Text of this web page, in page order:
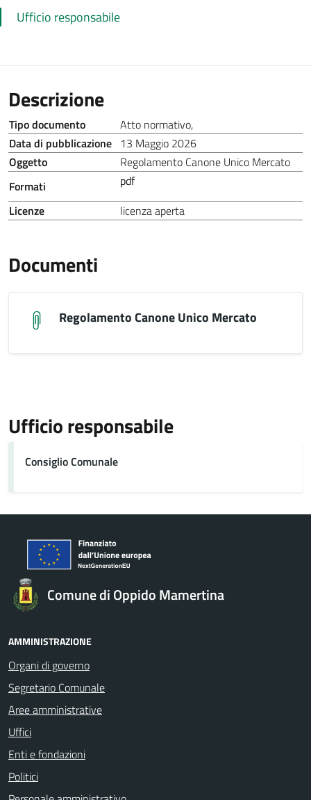
Ufficio responsabile
Descrizione
Tipo documento Atto normativo,
Data di pubblicazione 13 Maggio 2026
Oggetto
Regolamento Canone Unico Mercato
Formati
pdf
Licenze
licenza aperta
Documenti
Regolamento Canone Unico Mercato
Ufficio responsabile
Consiglio Comunale
Comune di Oppido Mamertina
AMMINISTRAZIONE
Organi di governo
Segretario Comunale
Aree amministrative
Uffici
Enti e fondazioni
Politici